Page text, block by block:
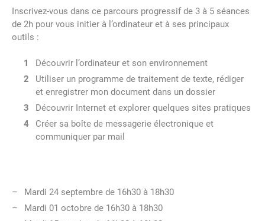
Inscrivez-vous dans ce parcours progressif de 3 à 5 séances
de 2h pour vous initier à l’ordinateur et à ses principaux
outils :
Découvrir l’ordinateur et son environnement
Utiliser un programme de traitement de texte, rédiger
et enregistrer mon document dans un dossier
Découvrir Internet et explorer quelques sites pratiques
Créer sa boîte de messagerie électronique et
communiquer par mail
Mardi 24 septembre de 16h30 à 18h30
Mardi 01 octobre de 16h30 à 18h30